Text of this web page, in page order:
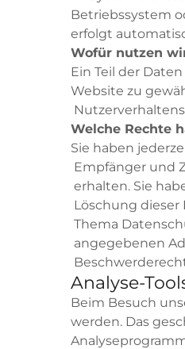
Betriebssystem
erfolgt
Wofür nutzen
Ein Teil der
Website zu
Welche Rechte
Sie haben
Empfänger und
erhalten. Sie
Löschung dieser
Thema
angegebenen
Analyse-
Beim Besuch
werden. Das